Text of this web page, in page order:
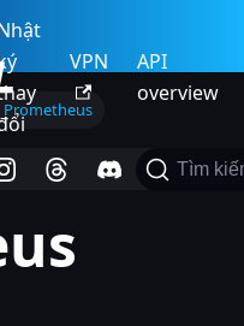
VPN
API
overview
Tìm
Prometheus